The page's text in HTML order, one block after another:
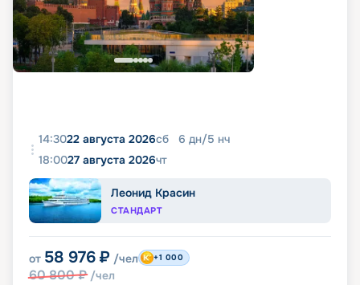
14:3022 августа 2026сб 6 дн/5 нч
18:0027 августа 2026чт
Леонид Красин
СТАНДАРТ
от 58 976 ₽ /чел
60 800₽ /чел
+1 000